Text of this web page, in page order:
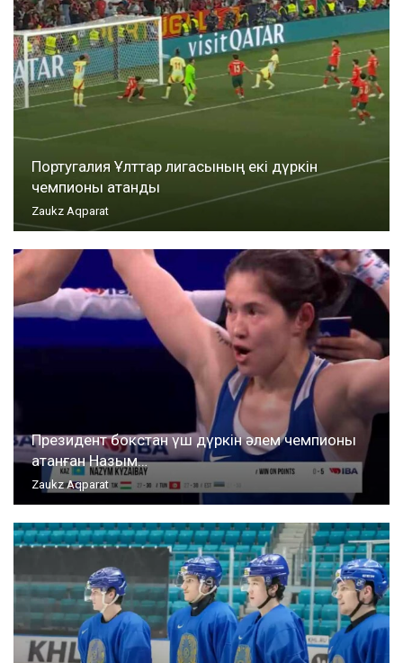
Португалия Ұлттар лигасының екі дүркін
чемпионы атанды
Zaukz Aqparat
Президент бокстан үш дүркін әлем чемпионы
атанған Назым…
Zaukz Aqparat